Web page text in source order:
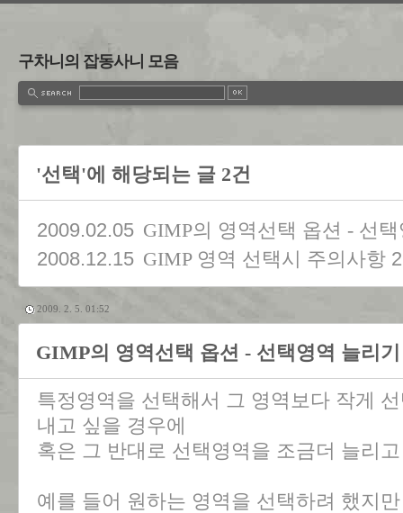
구차니의 잡동사니 모음
'선택'에 해당되는 글 2건
2009.02.05 GIMP의 영역선택 옵션 - 선
2008.12.15 GIMP 영역 선택시 주의사항 2
2009. 2. 5. 01:52
GIMP의 영역선택 옵션 - 선택영역 늘리
특정영역을 선택해서 그 영역보다 작게
내고 싶을 경우에
혹은 그 반대로 선택영역을 조금더 늘리
예를 들어 원하는 영역을 선택하려 했지